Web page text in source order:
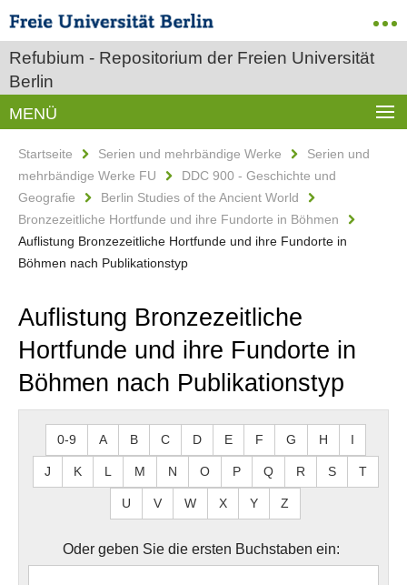
Refubium - Repositorium der Freien Universität
Berlin
MENÜ
Startseite Serien und mehrbändige Werke
Serien und
mehrbändige Werke FU
DDC 900 - Geschichte und
Geografie
Berlin Studies of the Ancient World
Bronzezeitliche Hortfunde und ihre Fundorte in Böhmen
Auflistung Bronzezeitliche Hortfunde und ihre Fundorte in
Böhmen nach Publikationstyp
Auflistung Bronzezeitliche
Hortfunde und ihre Fundorte in
Böhmen nach Publikationstyp
0-9 A B C D E F G H I
J K L M N O P Q R S T
U V W X Y Z
Oder geben Sie die ersten Buchstaben ein: